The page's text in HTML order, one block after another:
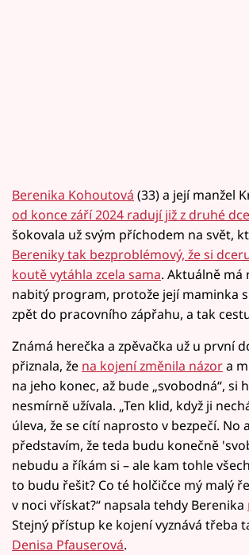
Berenika Kohoutová (33) a její manžel
od konce září 2024 radují již z druhé
šokovala už svým příchodem na svět,
Bereniky tak bezproblémový, že si
koutě vytáhla zcela sama. Aktuálně má
nabitý program, protože její maminka
zpět do pracovního zápřahu, a tak
Známá herečka a zpěvačka už u první
přiznala, že na kojení změnila názora
na jeho konec, až bude „svobodná“, si
nesmírně užívala. „Ten klid, když ji
úleva, že se cítí naprosto v bezpečí. No
představím, že teda budu konečně
nebudu a říkám si – ale kam tohle
to budu řešit? Co té holčičce mý malý
v noci vřískat?“ napsala tehdy Berenika
Stejný přístup ke kojení vyznává třeba
Denisa Pfauserová.